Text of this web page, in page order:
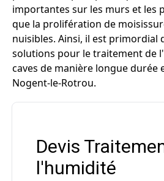
importantes sur les murs et les
que la prolifération de
nuisibles. Ainsi, il est primordial
solutions pour le traitement de
caves de manière longue durée
Nogent-le-Rotrou.
Devis
l'humidité